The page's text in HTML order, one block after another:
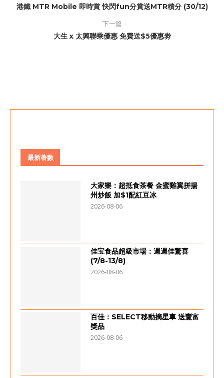
港鐵 MTR Mobile 即時賞 快閃fun分賞送MTR積分 (30/12)
下一篇
大生 x 太興聯乘優惠 免費送$5優惠劵
最新著數
大家樂：超抵食茶餐 金蜜雞翼拼揚
州炒飯 加$1配紅豆冰
2026-08-06
佳宝食品超級市場：週週佳驚喜
(7/8-13/8)
2026-08-06
百佳：SELECT移動摘星車 送豐富
獎品
2026-08-06